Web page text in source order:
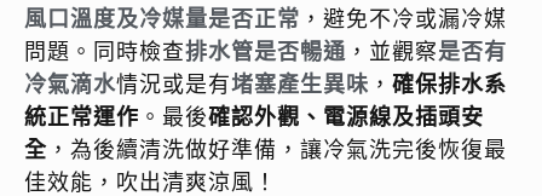
風口溫度及冷媒量是否正常 ，避免不冷或漏冷媒
問題。同時檢查排水管是否暢通 ，並觀察是否有
冷氣滴水情況或是有堵塞產生異味 ， 確保排水系
統正常運作 。最後確認外觀、電源線及插頭安
全 ，為後續清洗做好準備，讓冷氣洗完後恢復最
佳效能，吹出清爽涼風！